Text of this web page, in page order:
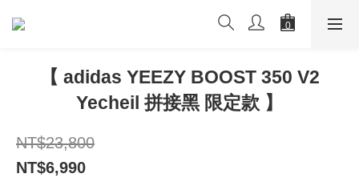
【 adidas YEEZY BOOST 350 V2
Yecheil 拼接黑 限定款 】
NT$23,800
NT$6,990